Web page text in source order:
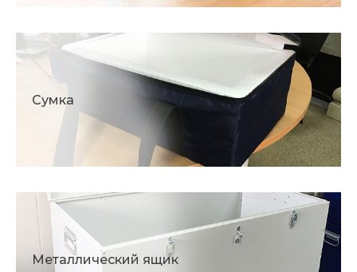
Сумка
Металлический ящик